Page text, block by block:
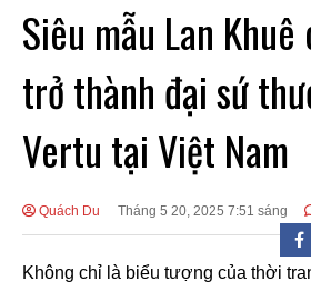
Siêu mẫu Lan
trở thành đại sứ
Vertu tại Việt Nam
Quách Du Tháng 5 20, 2025 7:51 sáng
Không chỉ là biểu tượng của thời